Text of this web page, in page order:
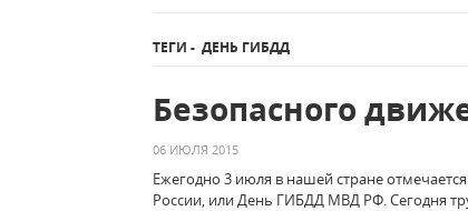
ТЕГИ - ДЕНЬ ГИБДД
Безопасного
06 ИЮЛЯ 2015
Ежегодно 3 июля в нашей стране
России, или День ГИБДД МВД РФ. Сегодня